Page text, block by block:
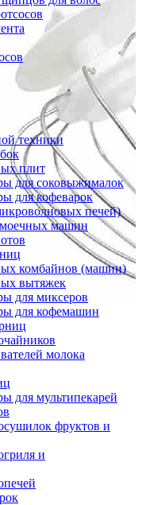
техники
плит
для соковыжималок
для кофеварок
печей)
машин
комбайнов (машин)
вытяжек
для миксеров
для кофемашин
молока
для мультипекарей
фруктов и
и